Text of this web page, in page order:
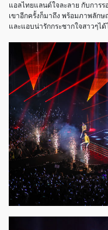
แอลไทยแลนด์ใจละลาย กับการ
เขาอีกครั้งก็มาถึง พร้อมภาพลัก
และแอบน่ารักกระชากใจสาวๆไ